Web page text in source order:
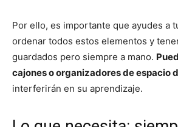
Por ello, es importante que ayudes a
ordenar todos estos elementos y
guardados pero siempre a mano.
cajones o organizadores de espacio
interferirán en su aprendizaje.